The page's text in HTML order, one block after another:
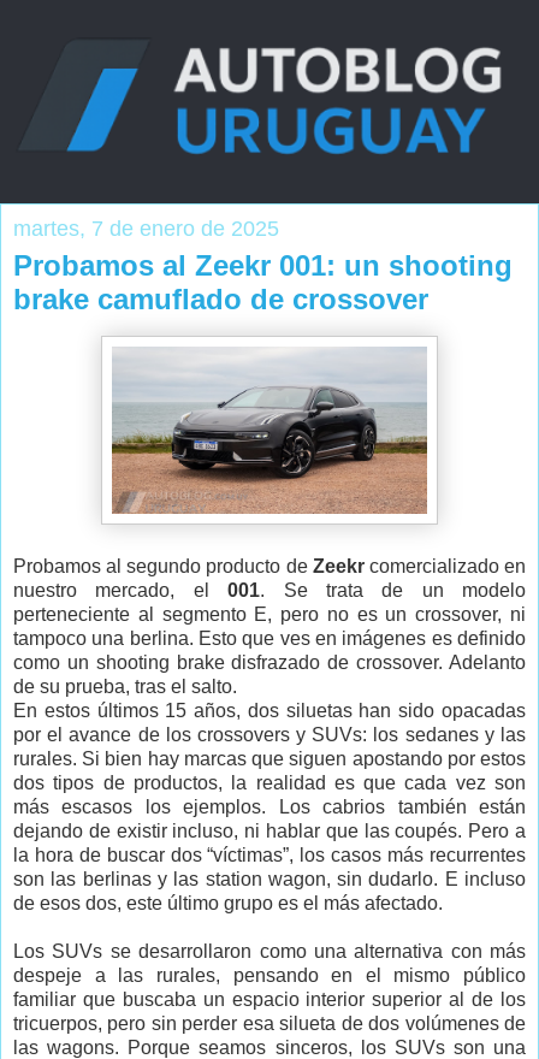
martes, 7 de enero de 2025
Probamos al Zeekr 001: un shooting
brake camuflado de crossover
Probamos al segundo producto de Zeekrcomercializado en
nuestro mercado, el001. Se trata de un modelo
perteneciente al segmento E, pero no es un crossover, ni
tampoco una berlina. Esto que ves en imágenes es definido
como un shooting brake disfrazado de crossover. Adelanto
de su prueba, tras el salto.
En estos últimos 15 años, dos siluetas han sido opacadas
por el avance de los crossovers y SUVs: los sedanes y las
rurales. Si bien hay marcas que siguen apostando por estos
dos tipos de productos, la realidad es que cada vez son
más escasos los ejemplos. Los cabrios también están
dejando de existir incluso, ni hablar que las coupés. Pero a
la hora de buscar dos“víctimas”, los casos más recurrentes
son las berlinas y las station wagon, sin dudarlo. E incluso
de esos dos, este último grupo es el más afectado.
Los SUVs se desarrollaron como una alternativa con más
despeje a las rurales, pensando en el mismo público
familiar que buscaba un espacio interior superior al de los
tricuerpos, pero sin perder esa silueta de dos volúmenes de
las wagons. Porque seamos sinceros, los SUVs son una